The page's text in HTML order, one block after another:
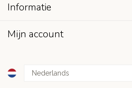
Informatie
Mijn account